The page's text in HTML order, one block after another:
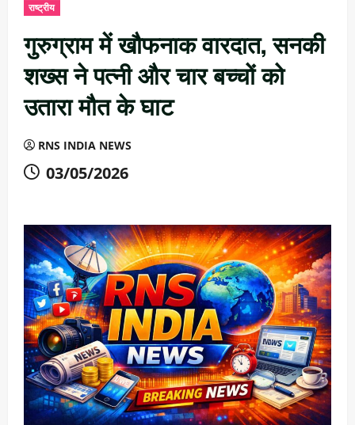
राष्ट्रीय
गुरुग्राम में खौफनाक वारदात, सनकी
शख्स ने पत्नी और चार बच्चों को
उतारा मौत के घाट
RNS INDIA NEWS
03/05/2026